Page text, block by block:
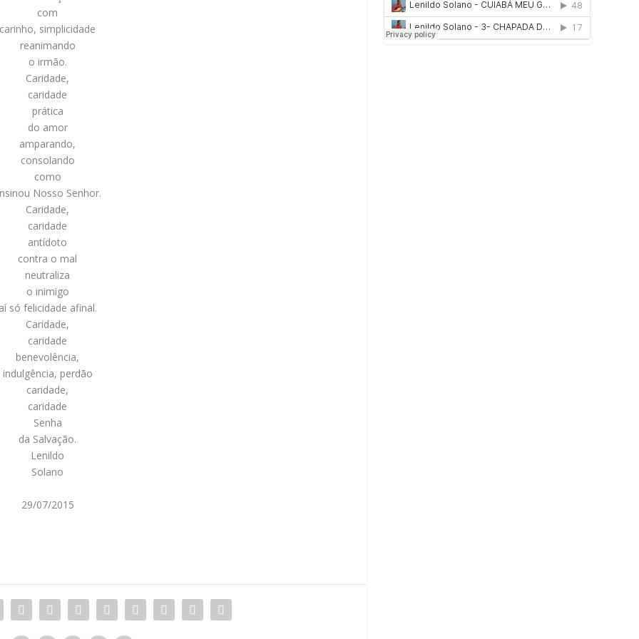
com
carinho, simplicidade
reanimando
o irmão.
Caridade,
caridade
prática
do amor
amparando,
consolando
como
Nosso Senhor.
Caridade,
caridade
antídoto
contra o mal
neutraliza
o inimigo
só felicidade afinal.
Caridade,
caridade
benevolência,
indulgência, perdão
caridade,
caridade
Senha
da Salvação.
Lenildo
Solano
29/07/2015